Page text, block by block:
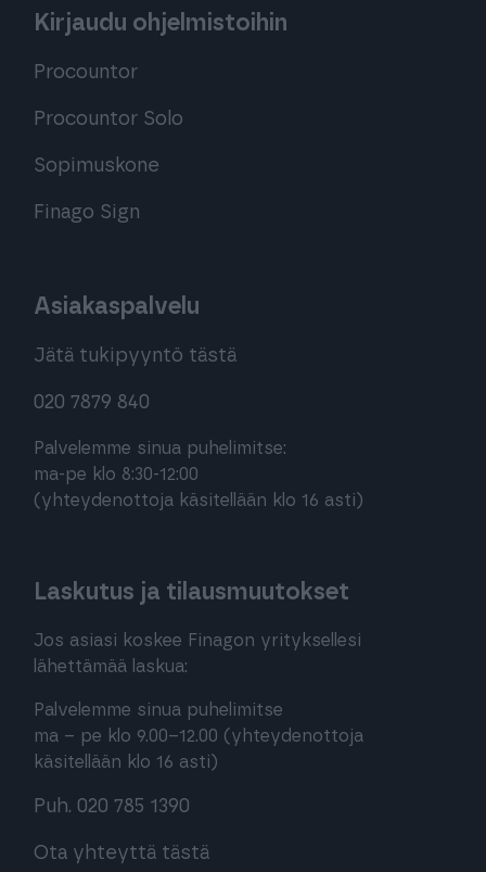
Kirjaudu ohjelmistoihin
Procountor
Procountor Solo
Sopimuskone
Finago Sign
Asiakaspalvelu
Jätä tukipyyntö tästä
020 7879 840
Palvelemme sinua puhelimitse:
ma-pe klo 8:30-12:00
(yhteydenottoja käsitellään klo 16 asti)
Laskutus ja tilausmuutokset
Jos asiasi koskee Finagon yrityksellesi
lähettämää laskua:
Palvelemme sinua puhelimitse
ma – pe klo 9.00–12.00 (yhteydenottoja
käsitellään klo 16 asti)
Puh. 020 785 1390
Ota yhteyttä tästä